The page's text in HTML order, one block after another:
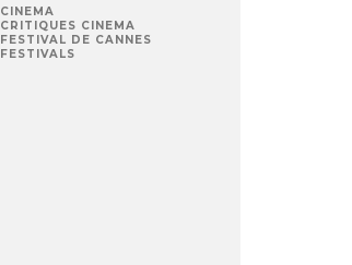
CINEMA
CRITIQUES CINEMA
FESTIVAL DE CANNES
FESTIVALS